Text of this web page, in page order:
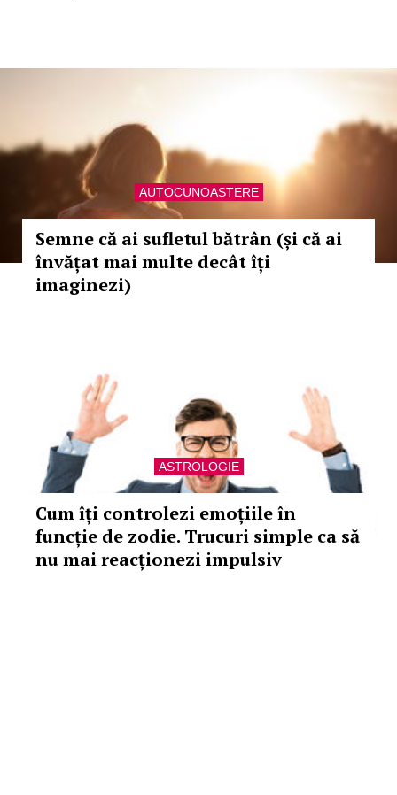
AUTOCUNOASTERE
Semne că ai sufletul bătrân (și că ai
învățat mai multe decât îți
imaginezi)
ASTROLOGIE
Cum îți controlezi emoțiile în
funcție de zodie. Trucuri simple ca să
nu mai reacționezi impulsiv